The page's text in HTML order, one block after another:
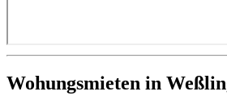
Wohungsmieten in